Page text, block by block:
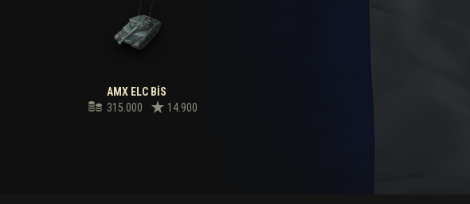
AMX ELC BIS
315.000
14.900